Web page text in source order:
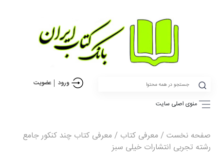
ورود عضویت
منوی اصلی سایت
صفحه نخست/معرفی کتاب / معرفی کتاب چند کنکور جامع
رشته تجربی انتشارات خیلی سبز